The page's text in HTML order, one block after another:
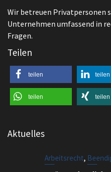
teilen teilen
Aktuelles
Arbeitsrecht,
Außerordentliche
Welche Arten